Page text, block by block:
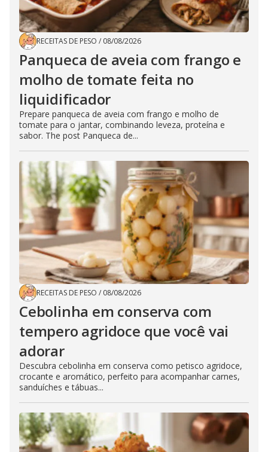
RECEITAS DE PESO / 08/08/2026
Panqueca de aveia com frango e
molho de tomate feita no
liquidificador
Prepare panqueca de aveia com frango e molho de
tomate para o jantar, combinando leveza, proteína e
sabor. The post Panqueca de...
RECEITAS DE PESO / 08/08/2026
Cebolinha em conserva com
tempero agridoce que você vai
adorar
Descubra cebolinha em conserva como petisco agridoce,
crocante e aromático, perfeito para acompanhar carnes,
sanduíches e tábuas...